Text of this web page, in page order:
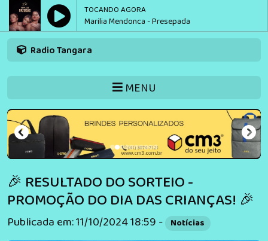
TOCANDO AGORA
Marilia Mendonca - Presepada
Radio Tangara
MENU
🎉 RESULTADO DO SORTEIO -
PROMOÇÃO DO DIA DAS CRIANÇAS! 🎉
Publicada em: 11/10/2024 18:59 - Notícias